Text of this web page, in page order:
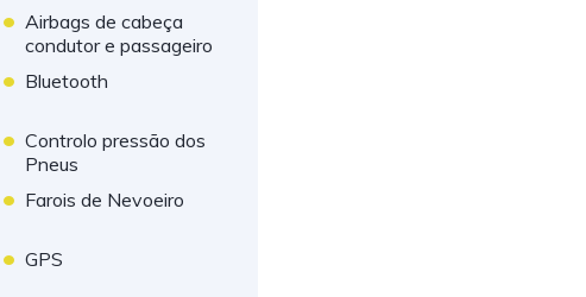
• Airbags de cabeça
condutor e passageiro
• Bluetooth
• Controlo pressão dos
Pneus
• Farois de Nevoeiro
• GPS